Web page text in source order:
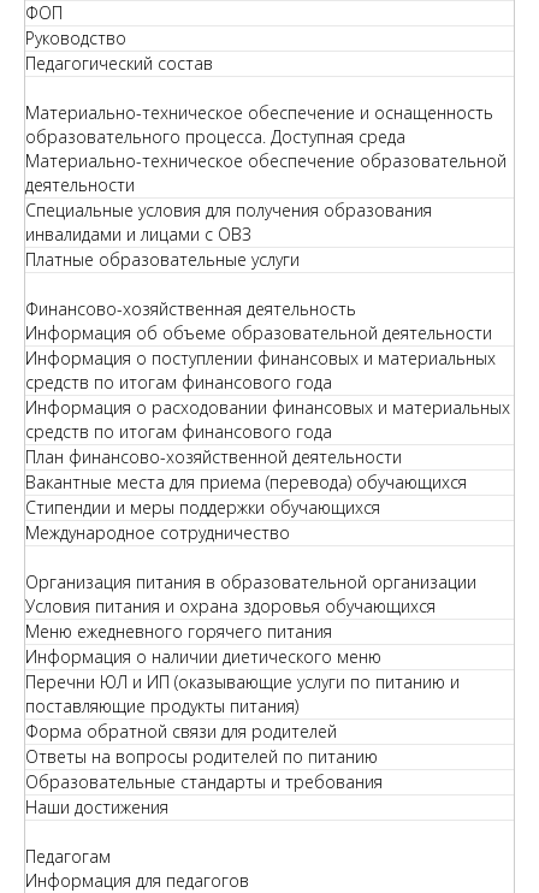
ФОП
Руководство
Педагогический состав
Материально-техническое обеспечение и оснащенность
образовательного процесса. Доступная среда
Материально-техническое обеспечение образовательной
деятельности
Специальные условия для получения образования
инвалидами и лицами с ОВЗ
Платные образовательные услуги
Финансово-хозяйственная деятельность
Информация об объеме образовательной деятельности
Информация о поступлении финансовых и материальных
средств по итогам финансового года
Информация о расходовании финансовых и материальных
средств по итогам финансового года
План финансово-хозяйственной деятельности
Вакантные места для приема (перевода) обучающихся
Стипендии и меры поддержки обучающихся
Международное сотрудничество
Организация питания в образовательной организации
Условия питания и охрана здоровья обучающихся
Меню ежедневного горячего питания
Информация о наличии диетического меню
Перечни ЮЛ и ИП (оказывающие услуги по питанию и
поставляющие продукты питания)
Форма обратной связи для родителей
Ответы на вопросы родителей по питанию
Образовательные стандарты и требования
Наши достижения
Педагогам
Информация для педагогов